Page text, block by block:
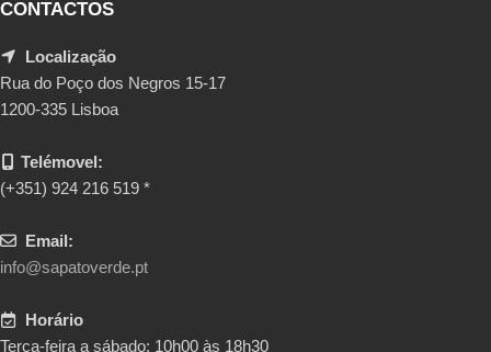
CONTACTOS
Localização
Rua do Poço dos Negros 15-17
1200-335 Lisboa
Telémovel:
(+351) 924 216 519 *
Email:
info@sapatoverde.pt
Horário
Terça-feira a sábado: 10h00 às 18h30